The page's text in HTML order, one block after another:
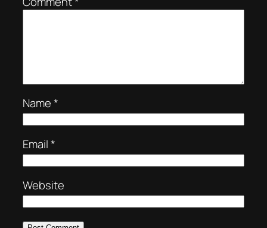
Name*
Email*
Website